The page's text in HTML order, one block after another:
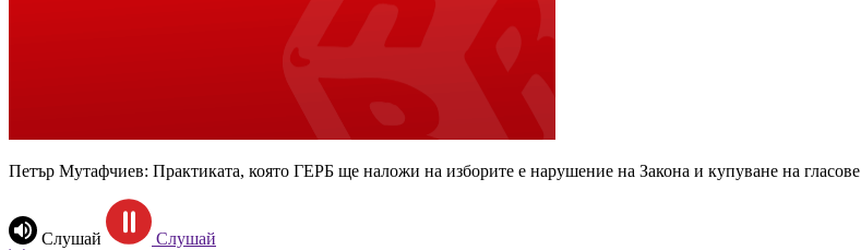
Петър Мутафчиев: Практиката, която ГЕРБ ще наложи на изборите е нарушение на Закона и купуване на гласове
Слушай Слушай